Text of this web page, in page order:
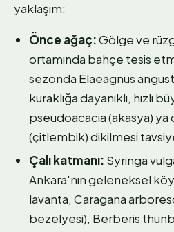
yaklaşım:
Önce ağaç:Gölge ve
ortamında bahçe tesis
sezonda Elaeagnus
kuraklığa dayanıklı, hızlı
pseudoacacia (akasya) ya
(çitlembik) dikilmesi
Çalı katmanı: Syringa
Ankara'nın geleneksel köy
lavanta, Caragana
bezelyesi), Berberis